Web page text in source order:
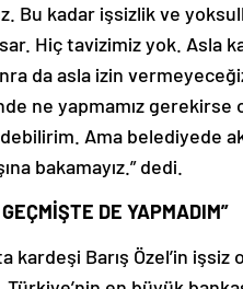
Bu kadar işsizlik ve
Hiç tavizimiz yok. Asla
da asla izin
ne yapmamız gerekirse
Ama belediyede
bakamayız.” dedi.
DE YAPMADIM”
kardeşi Barış Özel’in